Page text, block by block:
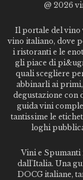
@ 2026
Il portale del vino
vino italiano, dove
i ristoranti e le
gli piace di
quali scegliere
abbinarli ai primi,
degustazione con
guida vini
tantissime le
loghi
Vini e Spumanti
dall'Italia. Una
DOCG italiane,